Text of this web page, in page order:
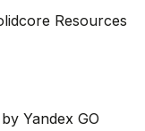
Resources
Yandex GO